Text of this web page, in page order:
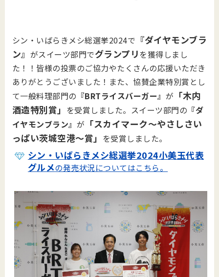
シン・いばらきメシ総選挙2024で 『ダイヤモンブラ
ン』 がスイーツ部門でグランプリを獲得しまし
た！！皆様の投票のご協力やたくさんの応援いただき
ありがとうございました！また、協賛企業特別賞とし
て一般料理部門の 『BRTライスバーガー』 が 「木内
酒造特別賞」 を受賞しました。スイーツ部門の 『ダ
イヤモンブラン』 が 「スカイマーク～やさしさい
っぱい茨城空港～賞」 を受賞しました。
シン・いばらきメシ総選挙2024小美玉代表
グルメの発売状況についてはこちら。